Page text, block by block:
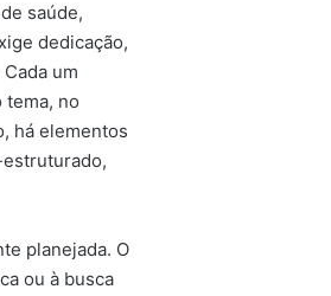
saúde,
dedicação,
um
no
há elementos
planejada. O
ou à busca